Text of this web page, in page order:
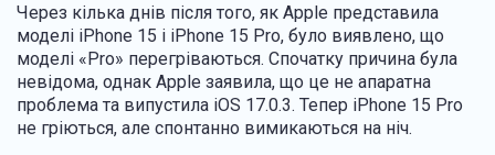
Через кілька днів після того, як Apple представила
моделі iPhone 15 і iPhone 15 Pro, було виявлено, що
моделі «Pro» перегріваються. Спочатку причина була
невідома, однак Apple заявила, що це не апаратна
проблема та випустила iOS 17.0.3. Тепер iPhone 15 Pro
не гріються, але спонтанно вимикаються на ніч.